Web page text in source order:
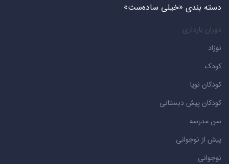
دسته بندی «خیلی ساده‌ست»
دوران بارداری
نوزاد
کودک
کودکان نوپا
کودکان پیش دبستانی
سن مدرسه
پیش از نوجوانی
نوجوانی